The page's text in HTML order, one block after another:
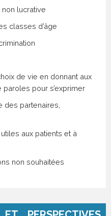
non lucrative
classes d’âge
de vie en donnant aux
pour s’exprimer
des partenaires,
aux patients et à
non souhaitées